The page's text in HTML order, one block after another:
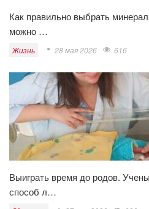
Как правильно выбрать
можно …
Жизнь 28 мая 2026 616
Выиграть время до родов.
способ л…